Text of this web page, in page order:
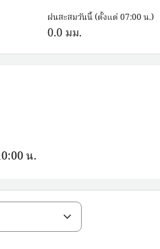
ฝนสะสมวันนี้ (ตั้งแต่ 07:00 น.)
0.0มม.
น.